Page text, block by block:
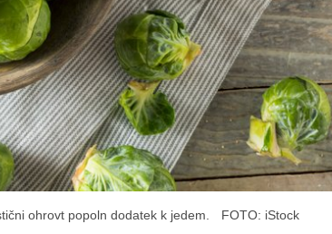
ohrovt popoln dodatek k jedem. FOTO: iStock